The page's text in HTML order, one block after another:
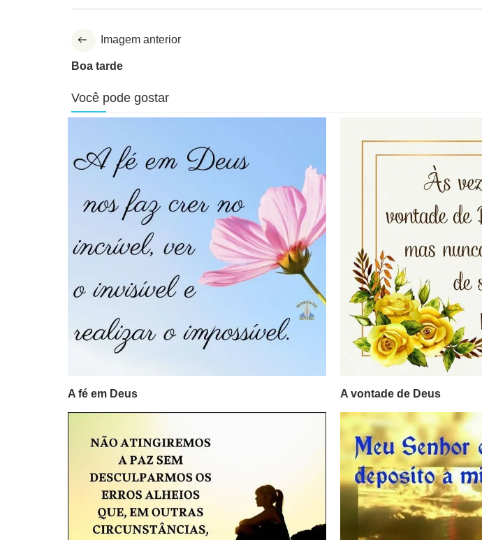
Imagem anterior
Boa tarde
Você pode gostar
A fé em Deus A vontade de Deus